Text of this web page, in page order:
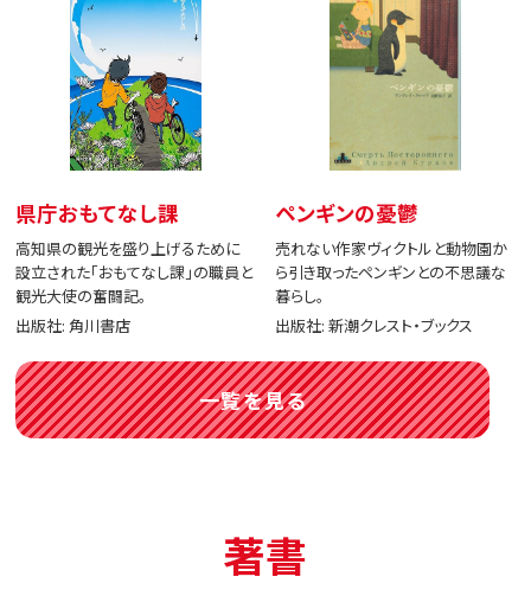
県庁おもてなし課
高知県の観光を盛り上げるために
設立された「おもてなし課」の職員と
観光大使の奮闘記。
出版社: 角川書店
ペンギンの憂鬱
売れない作家ヴィクトルと動物園か
ら引き取ったペンギンとの不思議な
暮らし。
出版社: 新潮クレスト・ブックス
一覧を見る
著書